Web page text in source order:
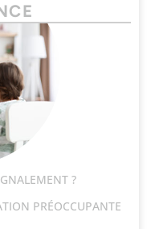
?
PRÉOCCUPANTE